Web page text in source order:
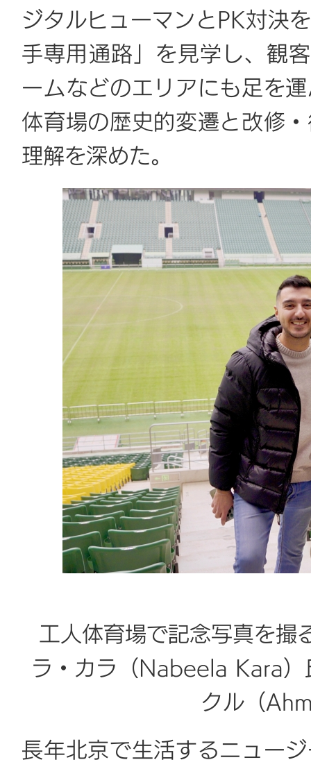
ジタルヒューマンとPK対決
手専用通路」を見学し、観
ームなどのエリアにも足を
体育場の歴史的変遷と改修
理解を深めた。
工人体育場で記念写真を撮
ラ・カラ（Nabeela Kara）
クル（
長年北京で生活するニュー